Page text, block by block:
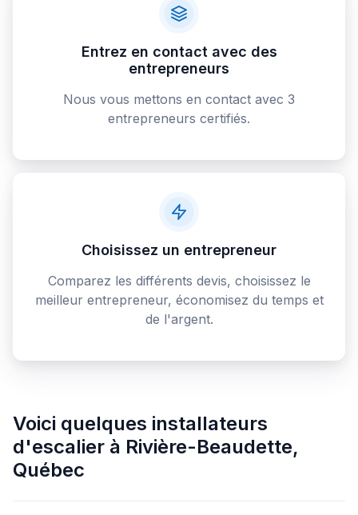
Entrez en contact avec des
entrepreneurs
Nous vous mettons en contact avec 3
entrepreneurs certifiés.
Choisissez un entrepreneur
Comparez les différents devis, choisissez le
meilleur entrepreneur, économisez du temps et
de l'argent.
Voici quelques installateurs
d'escalier à Rivière-Beaudette,
Québec